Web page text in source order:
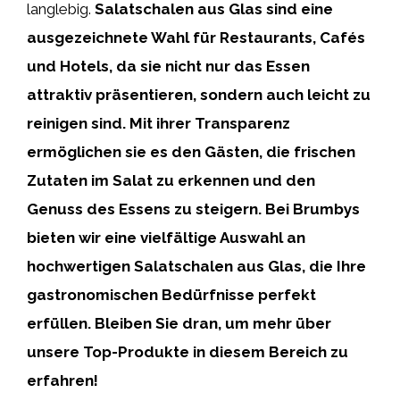
langlebig. Salatschalen aus Glas sind eine
ausgezeichnete Wahl für Restaurants, Cafés
und Hotels, da sie nicht nur das Essen
attraktiv präsentieren, sondern auch leicht zu
reinigen sind. Mit ihrer Transparenz
ermöglichen sie es den Gästen, die frischen
Zutaten im Salat zu erkennen und den
Genuss des Essens zu steigern. Bei Brumbys
bieten wir eine vielfältige Auswahl an
hochwertigen Salatschalen aus Glas, die Ihre
gastronomischen Bedürfnisse perfekt
erfüllen. Bleiben Sie dran, um mehr über
unsere Top-Produkte in diesem Bereich zu
erfahren!